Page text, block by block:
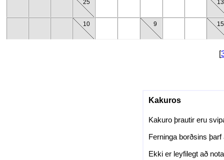
25
13
10 9 15
[
Kakuros
Kakuro þrautir eru
Ferninga borðsins
Ekki er leyfilegt að